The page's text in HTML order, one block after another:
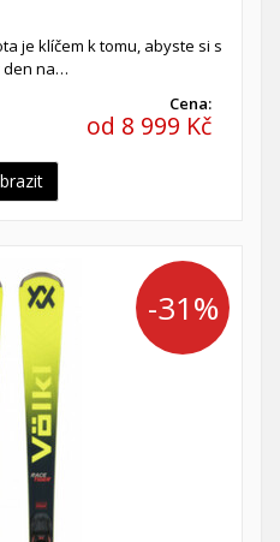
je klíčem k tomu, abyste si s
den na…
Cena:
od 8 999 Kč
-31%